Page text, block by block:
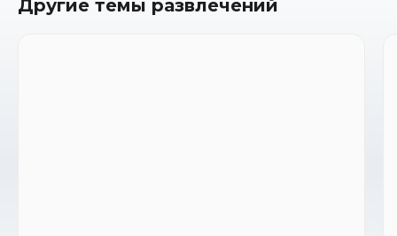
Другие темы развлечений